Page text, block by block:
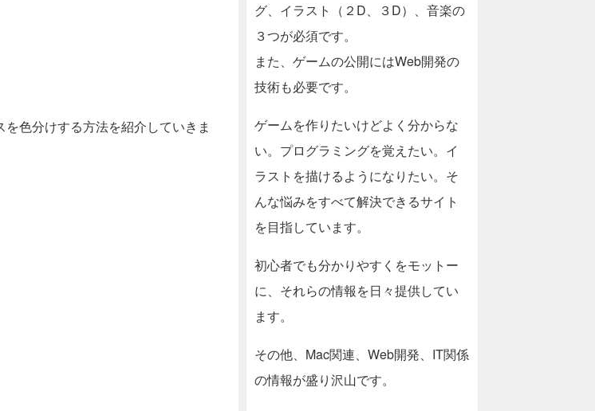
色分けする方法を紹介していきま
グ、イラスト（２D、３D）、音楽の
３つが必須です。
また、ゲームの公開にはWeb開発の
技術も必要です。
ゲームを作りたいけどよく分からな
い。プログラミングを覚えたい。イ
ラストを描けるようになりたい。そ
んな悩みをすべて解決できるサイト
を目指しています。
初心者でも分かりやすくをモットー
に、それらの情報を日々提供してい
ます。
その他、Mac関連、Web開発、IT関係
の情報が盛り沢山です。